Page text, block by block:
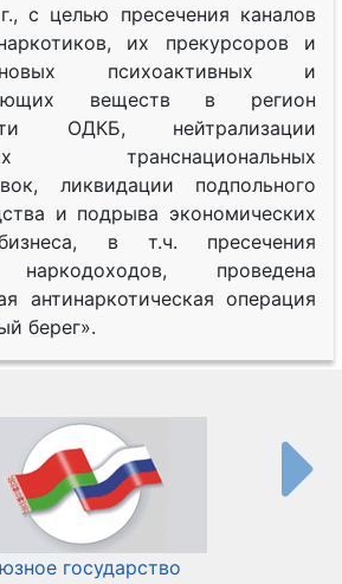
с целью пресечения каналов
их прекурсоров и
психоактивных и
веществ в регион
ОДКБ, нейтрализации
транснациональных
ликвидации подпольного
и подрыва экономических
в т.ч. пресечения
наркодоходов, проведена
антинаркотическая операция
берег».
государство